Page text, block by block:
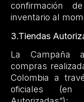
confirmación
inventario al
3.Tiendas
La Campaña
compras
Colombia a
oficiales (en